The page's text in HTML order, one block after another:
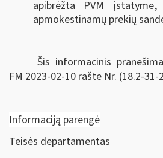
apibrėžta PVM
apmokestinamų prekių
Šis informacinis
FM 2023-02-10 rašte Nr. (18.2-31-
Informaciją parengė
Teisės departamentas